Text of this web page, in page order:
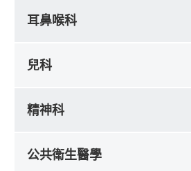
耳鼻喉科
兒科
精神科
公共衛生醫學